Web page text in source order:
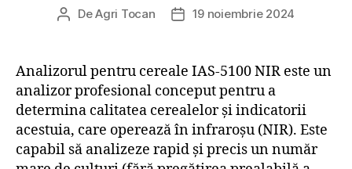
Autor
DeAgri Tocan
Dată19 noiembrie 2024
Analizorul pentru cereale IAS-5100 NIR este un
analizor profesional conceput pentru a
determina calitatea cerealelor și indicatorii
acestuia, care operează în infraroșu (NIR). Este
capabil să analizeze rapid și precis un număr